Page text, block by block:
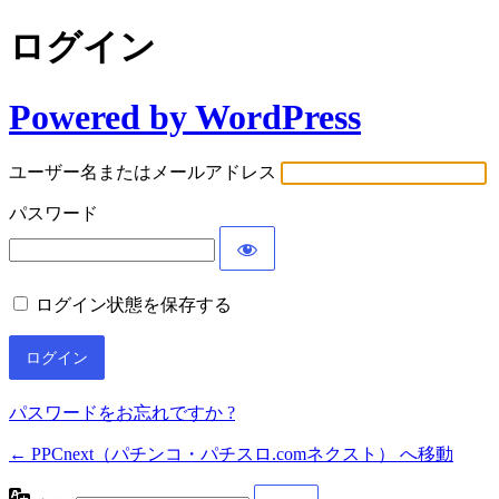
ログイン
Powered by WordPress
ユーザー名またはメールアドレス
パスワード
ログイン状態を保存する
パスワードをお忘れですか ?
← PPCnext（パチンコ・パチスロ.comネクスト） へ移動